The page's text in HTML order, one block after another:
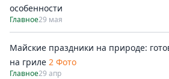
особенности
Главное29 мая
Майские праздники на природе:
на гриле 2 Фото
Главное29 апр